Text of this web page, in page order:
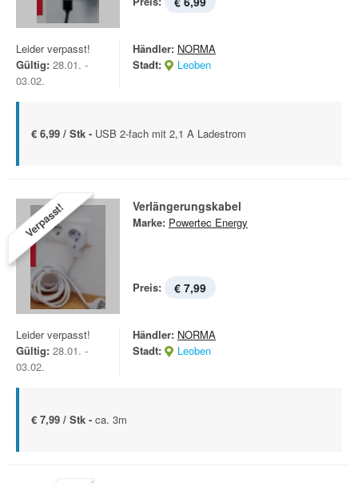
Leider verpasst!
Gültig: 28.01. -
03.02.
Händler: NORMA
Stadt:
Leoben
€ 6,99 / Stk - USB 2-fach mit 2,1 A Ladestrom
Verpasst! Verlängerungskabel
Marke: Powertec Energy
Preis: € 7,99
Leider verpasst!
Gültig: 28.01. -
03.02.
Händler: NORMA
Stadt:
Leoben
€ 7,99 / Stk - ca. 3m